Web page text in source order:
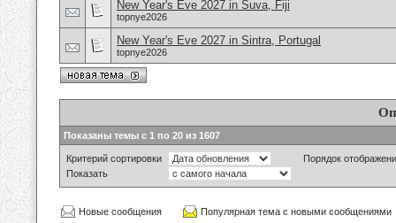
New Year's Eve 2027 in Suva, Fiji
topnye2026
New Year's Eve 2027 in Sintra, Portugal
topnye2026
Показаны темы с 1 по 20 из 1607
Критерий сортировки
Порядок
Показать
Новые сообщения
Популярная тема с новыми сообщениями